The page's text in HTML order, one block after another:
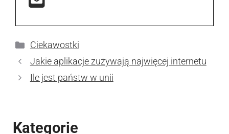
Kategorie
Ciekawostki
Jakie aplikacje zużywają najwięcej internetu
Ile jest państw w unii
Kategorie